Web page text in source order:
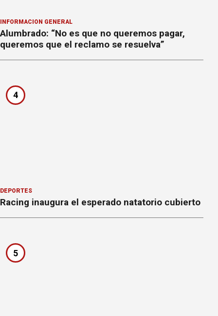
INFORMACION GENERAL
Alumbrado: “No es que no queremos pagar,
queremos que el reclamo se resuelva”
4
DEPORTES
Racing inaugura el esperado natatorio cubierto
5